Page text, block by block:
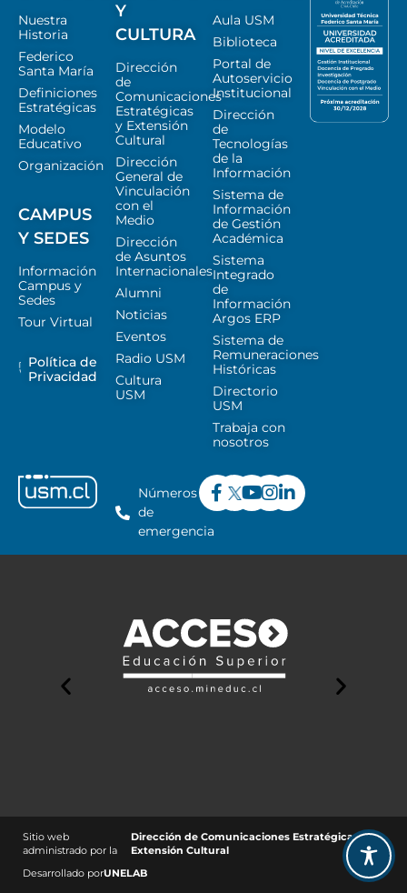
Nuestra
Historia
Federico
Santa María
Definiciones
Estratégicas
Modelo
Educativo
Organización
CAMPUS
Y SEDES
Información
Campus y
Sedes
Tour Virtual
Política de
Privacidad
Y
CULTURA
Dirección
de
Comunicaciones
Estratégicas
y Extensión
Cultural
Dirección
General de
Vinculación
con el
Medio
Dirección
de Asuntos
Internacionales
Alumni
Noticias
Eventos
Radio USM
Cultura
USM
Aula USM
Biblioteca
Portal de
Autoservicio
Institucional
Dirección
de
Tecnologías
de la
Información
Sistema de
Información
de Gestión
Académica
Sistema
Integrado
de
Información
Argos ERP
Sistema de
Remuneraciones
Históricas
Directorio
USM
Trabaja con
nosotros
Números
de
emergencia
Sitio web
administrado por la
Dirección de Comunicaciones Estratégicas y
Extensión Cultural
Desarrollado porUNELAB